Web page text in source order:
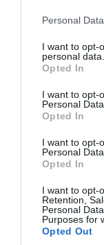
Please note that
not limited to your
grant or deny
use your data for
consent section.
Personal
I want to opt-
personal data.
Opted In
I want to opt-
Personal Data.
Opted In
I want to opt-
Personal
Opted In
I want to opt-
Retention,
Personal
Purposes for
Opted Out
05.08.2026 | 22:02
Το Ομάν
είναι υπό
συμφωνία